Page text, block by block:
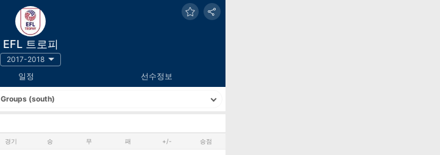
EFL 트로피
2017-2018
일정 선수정보
Groups (south)
경기 승 무 패 +/- 승점